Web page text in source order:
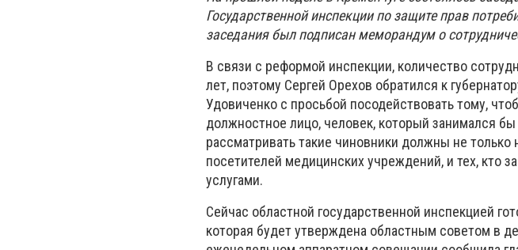
Государственной инспекции по защите прав
заседания был подписан меморандум о
В связи с реформой инспекции, количество
лет, поэтому Сергей Орехов обратился к
Удовиченко с просьбой посодействовать тому,
должностное лицо, человек, который занимался
рассматривать такие чиновники должны не только
посетителей медицинских учреждений, и тех, кто
услугами.
Сейчас областной государственной инспекцией
которая будет утверждена областным советом в